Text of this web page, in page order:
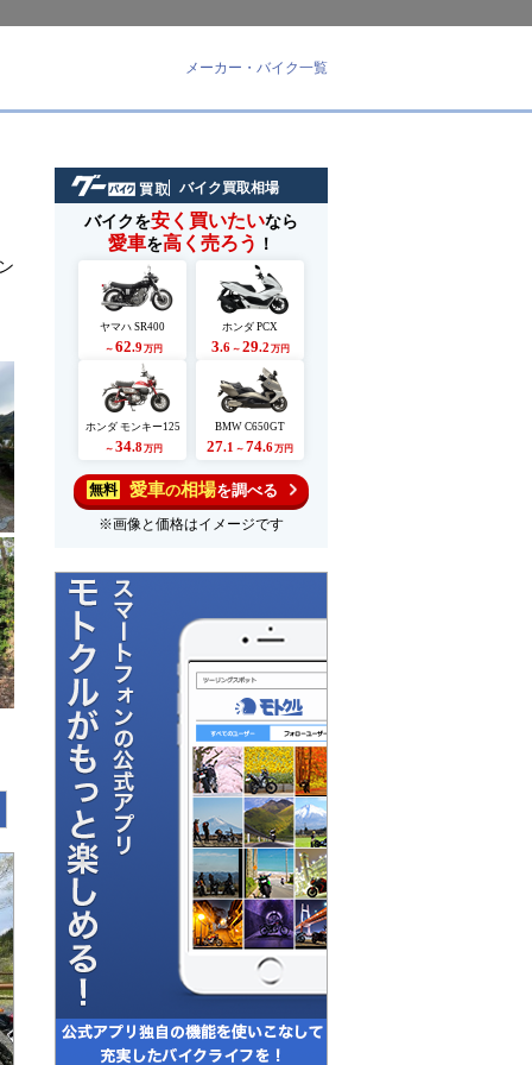
メーカー・バイク一覧
バイク買取相場
バイクを安く買いたいなら
愛車を高く売ろう ！
ヤマハ SR400
～ 62.9 万円
ホンダ PCX
3.6 ～ 29.2 万円
ホンダ モンキー125
～ 34.8万円
BMW C650GT
27.1 ～ 74.6万円
無料 愛車の相場を調べる
※画像と価格はイメージです